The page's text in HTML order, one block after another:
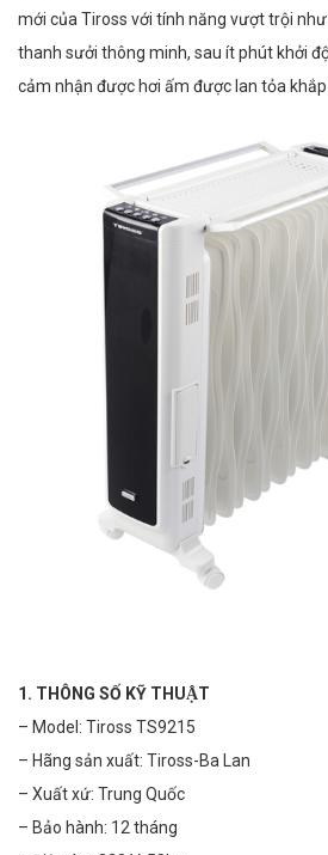
mới của Tiross với tính năng vượt trội
thanh sưởi thông minh, sau ít phút khởi
cảm nhận được hơi ấm được lan tỏa
1. THÔNG SỐ KỸ THUẬT
– Model: Tiross TS9215
– Hãng sản xuất: Tiross-Ba Lan
– Xuất xứ: Trung Quốc
– Bảo hành: 12 tháng